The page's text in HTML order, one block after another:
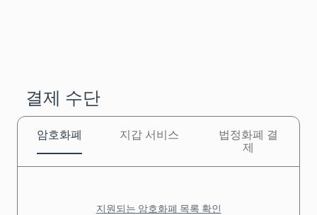
결제 수단
암호화폐 지갑 서비스
법정화폐 결
제
지원되는 암호화폐 목록 확인